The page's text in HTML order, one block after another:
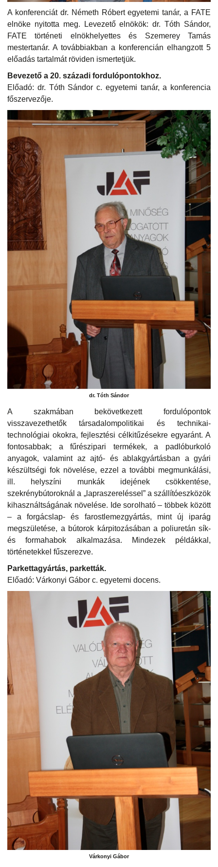
A konferenciát dr. Németh Róbert egyetemi tanár, a FATE
elnöke nyitotta meg. Levezető elnökök: dr. Tóth Sándor,
FATE történeti elnökhelyettes és Szemerey Tamás
mestertanár. A továbbiakban a konferencián elhangzott 5
előadás tartalmát röviden ismertetjük.
Bevezető a 20. századi fordulópontokhoz.
Előadó: dr. Tóth Sándor c. egyetemi tanár, a konferencia
főszervezője.
dr. Tóth Sándor
A szakmában bekövetkezett fordulópontok
visszavezethetők társadalompolitikai és technikai-
technológiai okokra, fejlesztési célkitűzésekre egyaránt. A
fontosabbak; a fűrészipari termékek, a padlóburkoló
anyagok, valamint az ajtó- és ablakgyártásban a gyári
készültségi fok növelése, ezzel a további megmunkálási,
ill. helyszíni munkák idejének csökkentése,
szekrénybútoroknál a „lapraszereléssel” a szállítóeszközök
kihasználtságának növelése. Ide sorolható – többek között
– a forgácslap- és farostlemezgyártás, mint új iparág
megszületése, a bútorok kárpitozásában a poliuretán sík-
és formahabok alkalmazása. Mindezek példákkal,
történetekkel fűszerezve.
Parkettagyártás, parketták.
Előadó: Várkonyi Gábor c. egyetemi docens.
Várkonyi Gábor